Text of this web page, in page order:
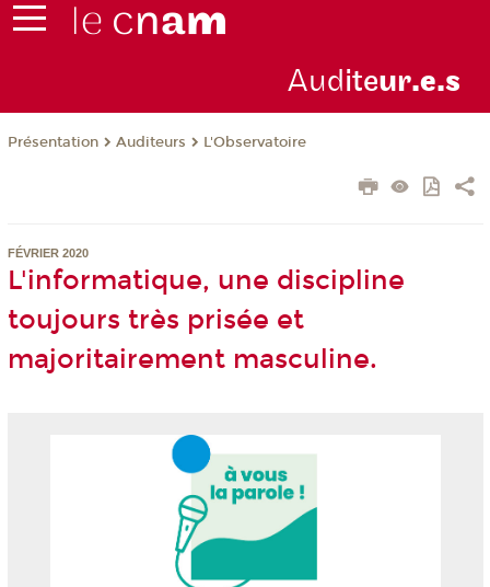
Auditeur.e.s
Présentation Auditeurs L'Observatoire
FÉVRIER 2020
L'informatique, une discipline
toujours très prisée et
majoritairement masculine.